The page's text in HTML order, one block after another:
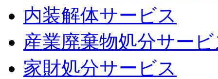
内装解体サービス
産業廃棄物処分サー
家財処分サービス